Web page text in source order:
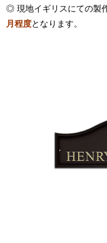
◎ 現地イギリスにての製
月程度となります。